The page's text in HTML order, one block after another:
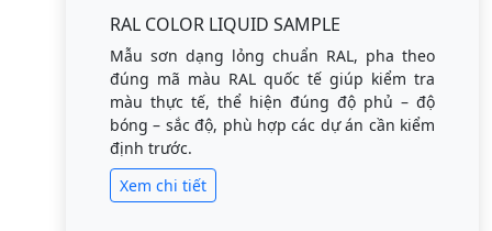
RAL COLOR LIQUID SAMPLE
Mẫu sơn dạng lỏng chuẩn RAL, pha theo
đúng mã màu RAL quốc tế giúp kiểm tra
màu thực tế, thể hiện đúng độ phủ – độ
bóng – sắc độ, phù hợp các dự án cần kiểm
định trước.
Xem chi tiết